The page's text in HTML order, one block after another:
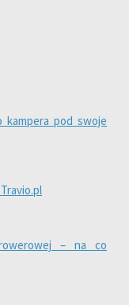
kampera pod swoje
– na co